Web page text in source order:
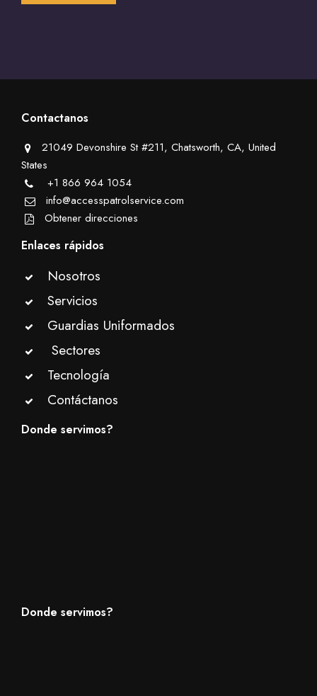
Contactanos
21049 Devonshire St #211, Chatsworth, CA, United
States
+1 866 964 1054
info@accesspatrolservice.com
Obtener direcciones
Enlaces rápidos
Nosotros
Servicios
Guardias Uniformados
Sectores
Tecnología
Contáctanos
Donde servimos?
Donde servimos?